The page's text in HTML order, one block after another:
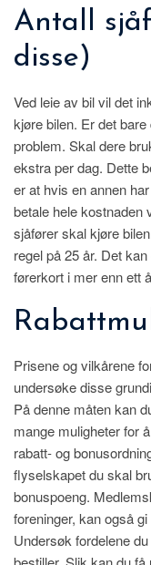
Antall
disse)
Ved leie av bil vil det
kjøre bilen. Er det
problem. Skal dere
ekstra per dag. Dette
er at hvis en annen
betale hele kostnaden
sjåfører skal kjøre
regel på 25 år. Det
førerkort i mer enn ett
Prisene og vilkårene
undersøke disse
På denne måten kan
mange muligheter for
rabatt- og
flyselskapet du skal
bonuspoeng.
foreninger, kan også
Undersøk fordelene